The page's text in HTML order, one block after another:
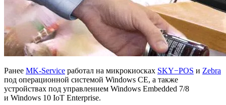
Ранее MK-Service работал на микрокиосках SKY−POS и Zebra
под операционной системой Windows CE, а также
устройствах под управлением Windows Embedded 7/8
и Windows 10 IoT Enterprise.